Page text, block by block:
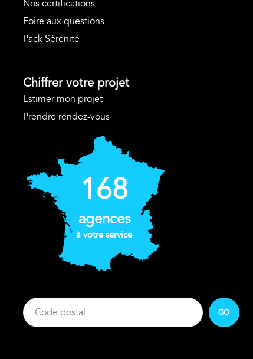
Nos certifications
Foire aux questions
Pack Sérénité
Chiffrer votre projet
Estimer mon projet
Prendre rendez-vous
168
agences
à votre service
GO